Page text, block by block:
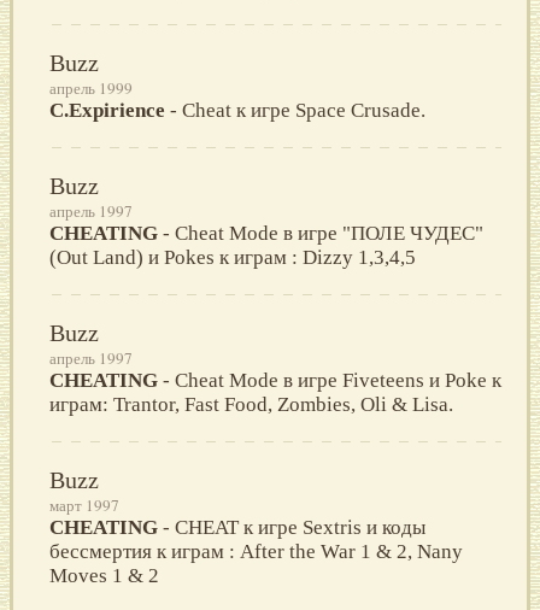
Buzz
апрель 1999
C.Expirience - Cheat к игре Space Crusade.
Buzz
апрель 1997
CHEATING - Cheat Mode в игре "ПОЛЕ ЧУДЕС"
(Out Land) и Pokes к играм : Dizzy 1,3,4,5
Buzz
апрель 1997
CHEATING - Cheat Mode в игре Fiveteens и Poke к
играм: Trantor, Fast Food, Zombies, Oli & Lisa.
Buzz
март 1997
CHEATING - CHEAT к игре Sextris и коды
бессмертия к играм : After the War 1 & 2, Nany
Moves 1 & 2